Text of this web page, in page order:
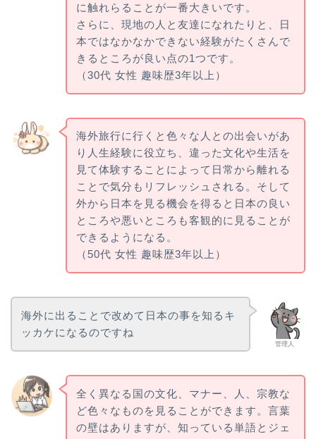
に触れらることが一番大きいです。
さらに、現地の人と友達になれたりと、日
本ではなかなかできない経験がたくさんで
きるところが良い点の1つです。
（30代 女性 趣味歴3年以上）
海外旅行に行くと色々な人との出会いがあ
り人生経験に役立ち、違った文化や生活を
見て体験することによって日常から離れる
ことで気分もリフレッシュされる。そして
外から日本を見る機会を得ると日本の良い
ところや悪いところも客観的に見ることが
できるようになる。
（50代 女性 趣味歴3年以上）
管理人
海外に出ることで改めて日本の事を知るキ
ッカケになるのですね
全く異なる国の文化、マナー、人、宗教な
ど色々なものを見ることができます。言葉
の壁はありますが、知っている単語とジェ